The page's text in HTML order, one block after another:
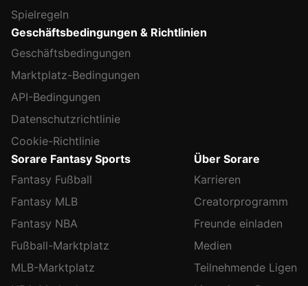
Spielregeln
Geschäftsbedingungen & Richtlinien
Geschäftsbedingungen
Marktplatz-Bedingungen
API-Bedingungen
Datenschutzrichtlinie
Cookie-Richtlinie
Sorare Fantasy Sports
Fantasy Fußball
Fantasy MLB
Fantasy NBA
Fußball-Marktplatz
MLB-Marktplatz
Über Sorare
Karrieren
Creatorprogramm
Freunde einladen
Medien
Teilnehmende Ligen